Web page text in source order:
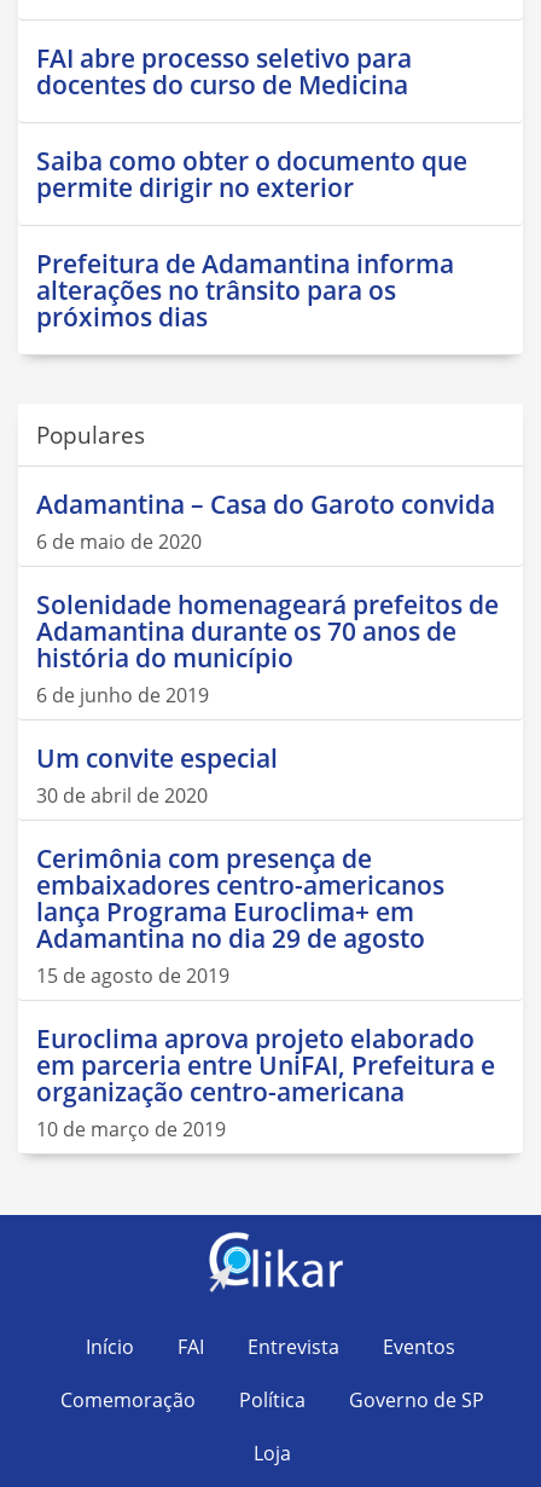
FAI abre processo seletivo para
docentes do curso de Medicina
Saiba como obter o documento que
permite dirigir no exterior
Prefeitura de Adamantina informa
alterações no trânsito para os
próximos dias
Populares
Adamantina – Casa do Garoto convida
6 de maio de 2020
Solenidade homenageará prefeitos de
Adamantina durante os 70 anos de
história do município
6 de junho de 2019
Um convite especial
30 de abril de 2020
Cerimônia com presença de
embaixadores centro-americanos
lança Programa Euroclima+ em
Adamantina no dia 29 de agosto
15 de agosto de 2019
Euroclima aprova projeto elaborado
em parceria entre UniFAI, Prefeitura e
organização centro-americana
10 de março de 2019
Início FAI Entrevista
Eventos
Comemoração
Política
Governo de SP
Loja